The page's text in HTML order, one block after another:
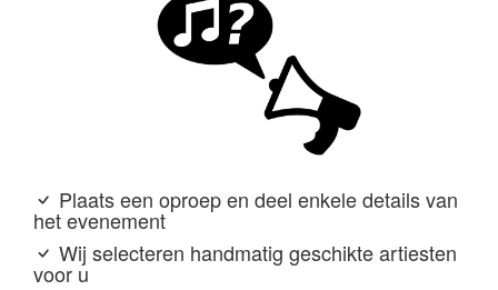
Plaats een oproep en deel enkele details van
het evenement
Wij selecteren handmatig geschikte artiesten
voor u